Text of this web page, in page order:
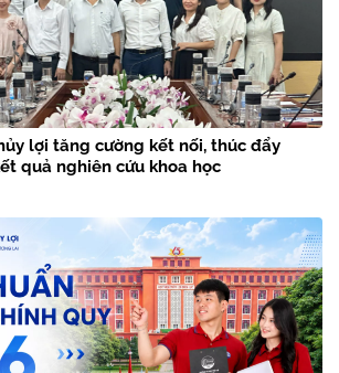
lợi tăng cường kết nối, thúc đẩy
quả nghiên cứu khoa học